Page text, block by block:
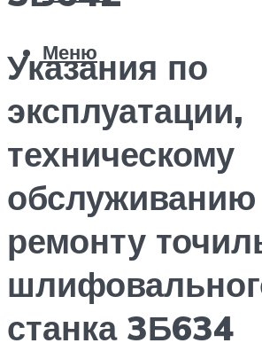
Меню
Указания по
эксплуатации,
техническому
ремонту
станка 3Б634